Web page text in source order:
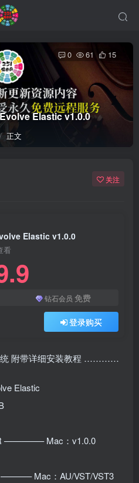
Elastic v1.0.0
正文
0 61 15
关注
Elastic v1.0.0
看
钻石会员 免费
登录购买
统 附带详细安装教程 …………
Elastic
————– Mac：v1.0.0
———– Mac：AU/VST/VST3